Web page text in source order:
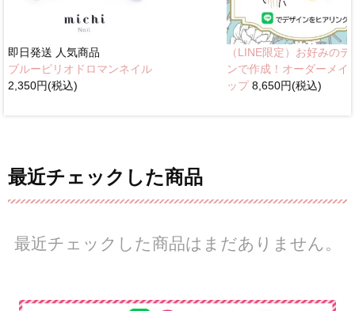
即日発送 人気商品
ブルーピリオドロマンネイル
2,350円(税込)
（LINE限定）お好みのデ
ンで作成！オーダーメイ
ップ8,650円(税込)
最近チェックした商品
最近チェックした商品はまだありません。